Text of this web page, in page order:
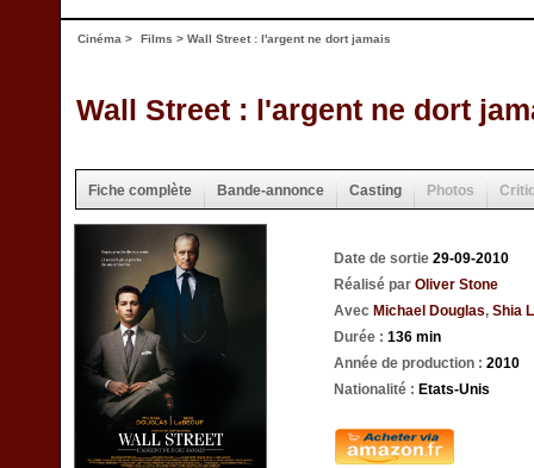
Cinéma > Films > Wall Street : l'argent ne dort jamais
Wall Street : l'argent ne dort
Fiche complète Bande-annonce Casting Photos
Date de sortie 29-09-2010
Réalisé par Oliver Stone
Avec Michael Douglas, Shia
Durée : 136 min
Année de production : 2010
Nationalité : Etats-Unis